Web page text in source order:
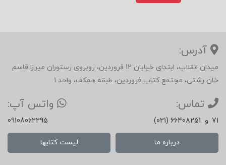
آدرس:
میدان انقلاب، ابتدای خیابان 12 فروردین، روبروی رستوران میرزا قاسم
خان رشتی، مجتمع کتاب فروردین، طبقه همکف، واحد 1
تماس:
(021) 66408251 و 71
واتس آپ:
09108062295
درباره ما لیست کتابها